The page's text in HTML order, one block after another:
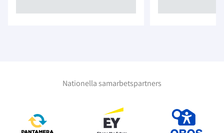
Nationella samarbetspartners